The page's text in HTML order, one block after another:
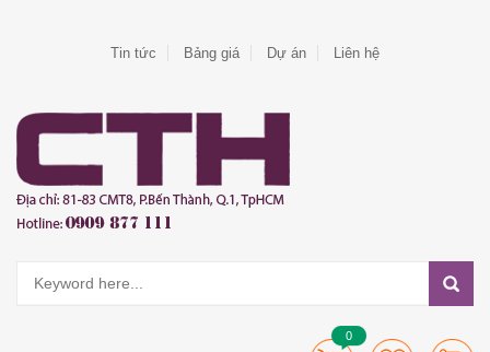
Tin tức Bảng giá Dự án Liên hệ
0